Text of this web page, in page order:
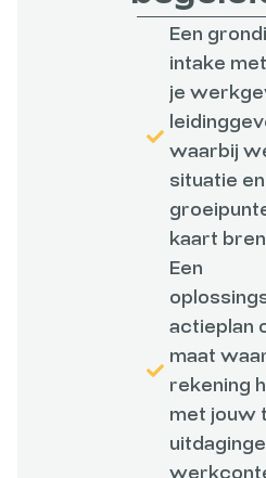
Een
intake
je
waarbij
situatie
kaart
Een
actieplan
maat
rekening
met jouw